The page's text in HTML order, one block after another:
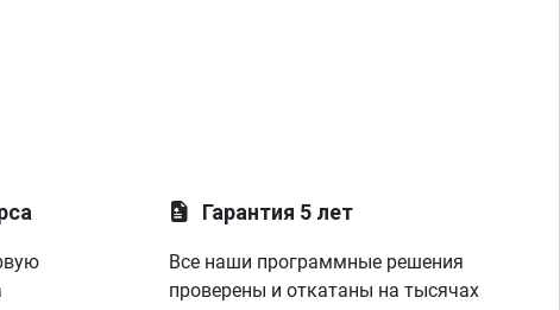
Гарантия 5 лет
Все наши программные решения
проверены и откатаны на тысячах